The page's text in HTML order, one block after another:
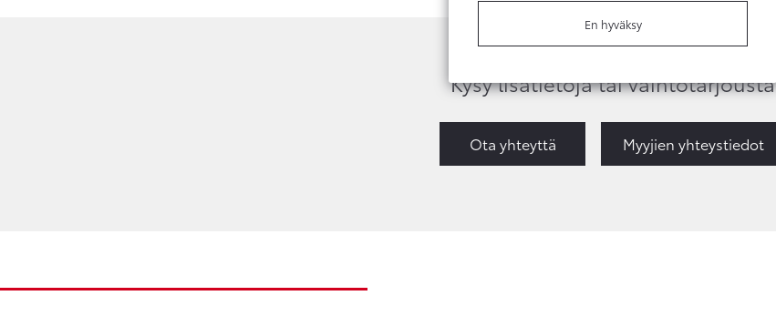
Kysy lisätietoja tai vaihtotarjousta
Ota yhteyttä Myyjien yhteystiedot
En hyväksy